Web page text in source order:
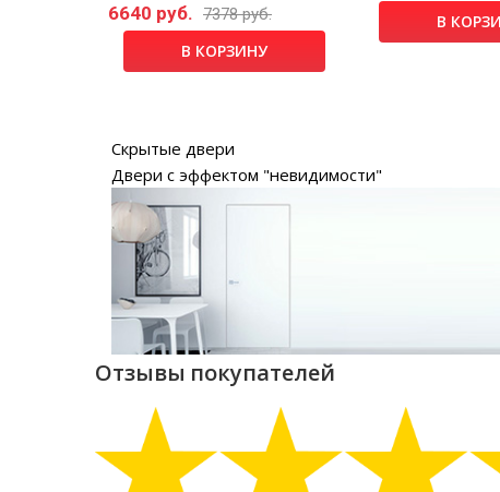
6640 руб. 7378 руб.
В КОРЗИНУ
В
Скрытые двери
Двери с эффектом "невидимости"
Отзывы покупателей